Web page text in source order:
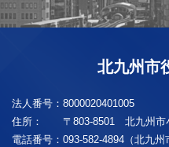
北九州市
法人番号： 8000020401005
住所：
〒803-8501 北九州市
電話番号： 093-582-4894（北九州